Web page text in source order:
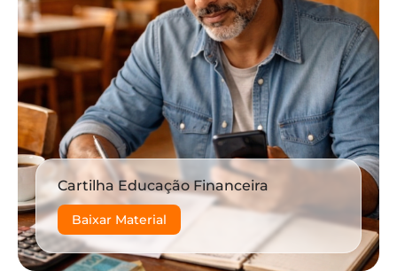
Cartilha Educação Financeira
Baixar Material